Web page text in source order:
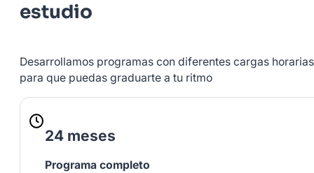
estudio
Desarrollamos programas con diferentes cargas horarias
para que puedas graduarte a tu ritmo
24 meses
Programa completo